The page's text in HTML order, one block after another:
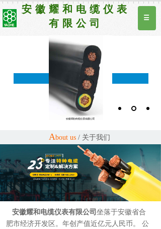
安徽耀和电缆仪表
有限公司
以优秀的服务团队和优良的产品，打造行业第一品牌！
About us / 关于我们
安徽耀和电缆仪表有限公司 坐落于安徽省合
肥市经济开发区。年创产值近亿元人民币。 公